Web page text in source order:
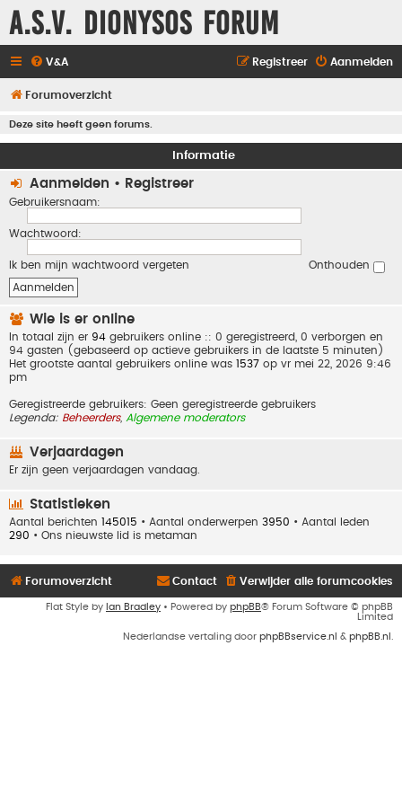
A.S.V. Dionysos Forum
V&A Aanmelden
Registreer
Forumoverzicht
Deze site heeft geen forums.
Informatie
Aanmelden • Registreer
Gebruikersnaam:
Wachtwoord:
Ik ben mijn wachtwoord vergeten Onthouden
Wie is er online
In totaal zijn er 94 gebruikers online :: 0 geregistreerd, 0 verborgen en
94 gasten (gebaseerd op actieve gebruikers in de laatste 5 minuten)
Het grootste aantal gebruikers online was 1537 op vr mei 22, 2026 9:46
pm
Geregistreerde gebruikers: Geen geregistreerde gebruikers
Legenda: Beheerders, Algemene moderators
Verjaardagen
Er zijn geen verjaardagen vandaag.
Statistieken
Aantal berichten 145015 • Aantal onderwerpen 3950 • Aantal leden
290 • Ons nieuwste lid is metaman
Forumoverzicht Verwijder alle forumcookies
Contact
Flat Style by Ian Bradley • Powered by phpBB® Forum Software © phpBB
Limited
Nederlandse vertaling door phpBBservice.nl & phpBB.nl